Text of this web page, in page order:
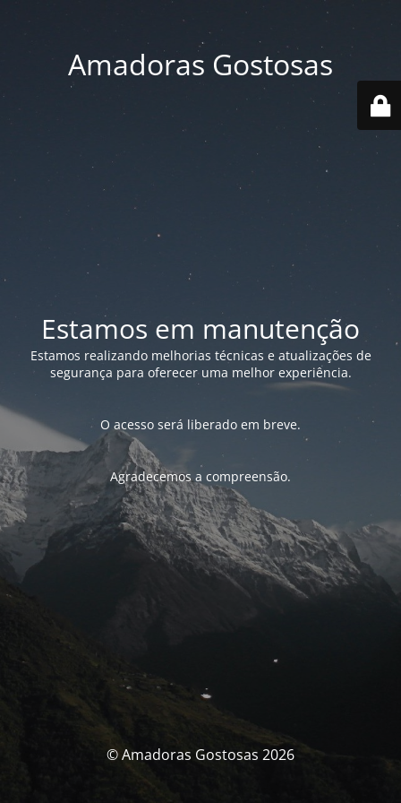
Amadoras Gostosas
Estamos em manutenção
Estamos realizando melhorias técnicas e atualizações de
segurança para oferecer uma melhor experiência.
O acesso será liberado em breve.
Agradecemos a compreensão.
© Amadoras Gostosas 2026